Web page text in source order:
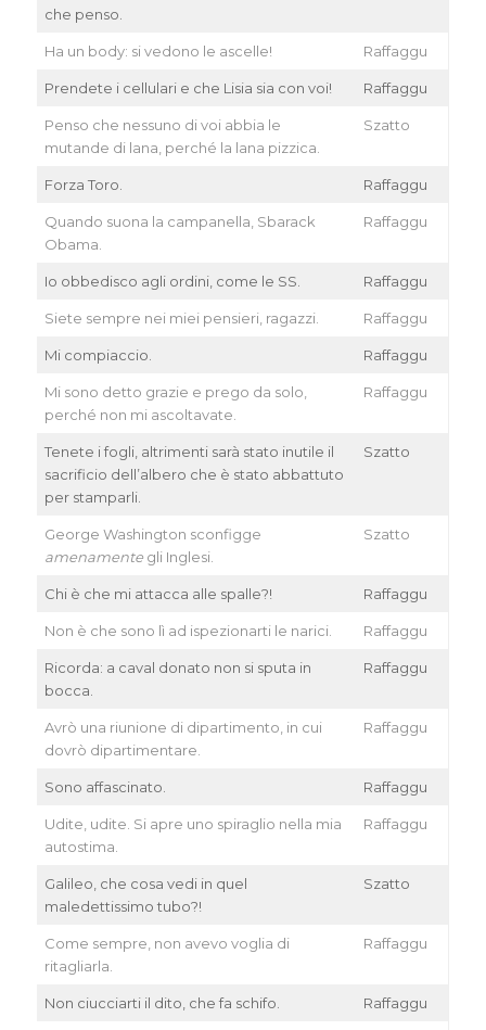
che penso.
Ha un body: si vedono le ascelle! Raffaggu
Prendete i cellulari e che Lisia sia con voi! Raffaggu
Penso che nessuno di voi abbia le
mutande di lana, perché la lana pizzica.
Szatto
Forza Toro. Raffaggu
Quando suona la campanella, Sbarack
Obama.
Raffaggu
Io obbedisco agli ordini, come le SS. Raffaggu
Siete sempre nei miei pensieri, ragazzi. Raffaggu
Mi compiaccio. Raffaggu
Mi sono detto grazie e prego da solo,
perché non mi ascoltavate.
Raffaggu
Tenete i fogli, altrimenti sarà stato inutile il
sacrificio dell’albero che è stato abbattuto
per stamparli.
Szatto
George Washington sconfigge
amenamente gli Inglesi.
Szatto
Chi è che mi attacca alle spalle?! Raffaggu
Non è che sono lì ad ispezionarti le narici. Raffaggu
Ricorda: a caval donato non si sputa in
bocca.
Raffaggu
Avrò una riunione di dipartimento, in cui
dovrò dipartimentare.
Raffaggu
Sono affascinato. Raffaggu
Udite, udite. Si apre uno spiraglio nella mia
autostima.
Raffaggu
Galileo, che cosa vedi in quel
maledettissimo tubo?!
Szatto
Come sempre, non avevo voglia di
ritagliarla.
Raffaggu
Non ciucciarti il dito, che fa schifo. Raffaggu